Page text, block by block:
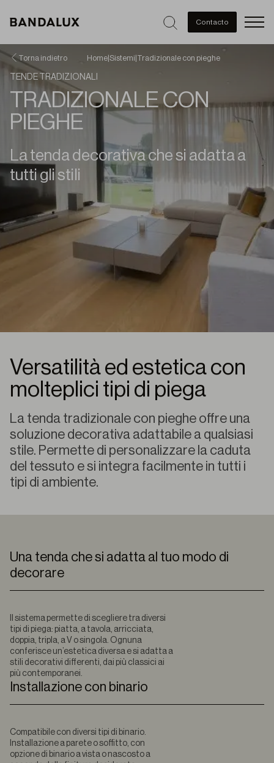
Contacto
Torna indietro Home Sistemi Tradizionale con pieghe
TENDE TRADIZIONALI
TRADIZIONALE CON
PIEGHE
La tenda decorativa che si adatta a
tutti gli stili
Versatilità ed estetica con
molteplici tipi di piega
La tenda tradizionale con pieghe offre una
soluzione decorativa adattabile a qualsiasi
stile. Permette di personalizzare la caduta
del tessuto e si integra facilmente in tutti i
tipi di ambiente.
Una tenda che si adatta al tuo modo di
decorare
Il sistema permette di scegliere tra diversi
tipi di piega: piatta, a tavola, arricciata,
doppia, tripla, a V o singola. Ognuna
conferisce un’estetica diversa e si adatta a
stili decorativi differenti, dai più classici ai
più contemporanei.
Installazione con binario
Compatibile con diversi tipi di binario.
Installazione a parete o soffitto, con
opzione di binario a vista o nascosto a